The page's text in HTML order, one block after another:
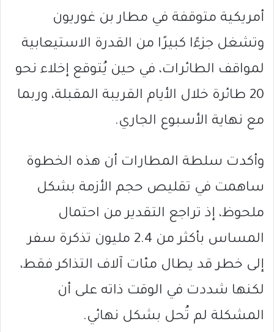
أمريكية متوقفة في مطار بن غوريون
وتشغل جزءًا كبيرًا من القدرة الاستيعابية
لمواقف الطائرات، في حين يُتوقع إخلاء نحو
20 طائرة خلال الأيام القريبة المقبلة، وربما
مع نهاية الأسبوع الجاري.
وأكدت سلطة المطارات أن هذه الخطوة
ساهمت في تقليص حجم الأزمة بشكل
ملحوظ، إذ تراجع التقدير من احتمال
المساس بأكثر من 2.4 مليون تذكرة سفر
إلى خطر قد يطال مئات آلاف التذاكر فقط،
لكنها شددت في الوقت ذاته على أن
المشكلة لم تُحل بشكل نهائي.